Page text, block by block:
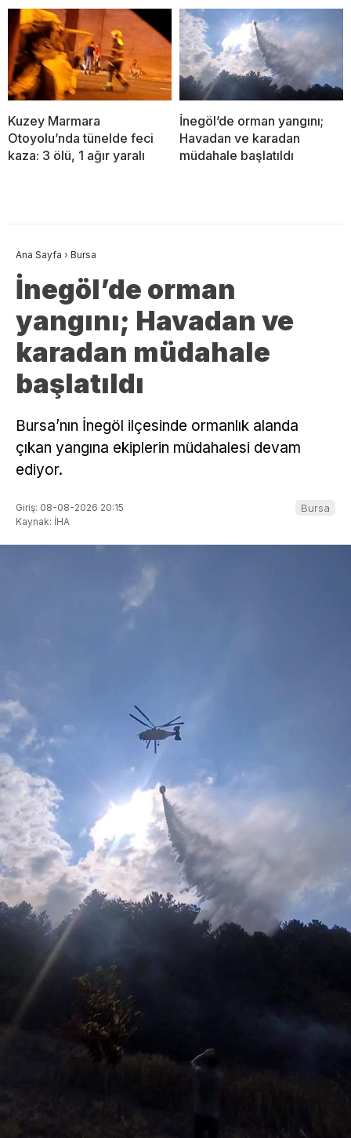
Kuzey Marmara
Otoyolu’nda tünelde feci
kaza: 3 ölü, 1 ağır yaralı
İnegöl’de orman yangını;
Havadan ve karadan
müdahale başlatıldı
Ana Sayfa › Bursa
İnegöl’de orman
yangını; Havadan ve
karadan müdahale
başlatıldı
Bursa’nın İnegöl ilçesinde ormanlık alanda
çıkan yangına ekiplerin müdahalesi devam
ediyor.
Giriş: 08-08-2026 20:15
Kaynak: İHA
Bursa